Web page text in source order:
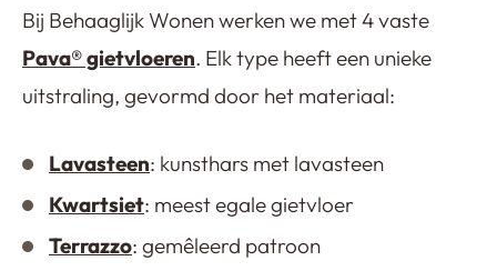
Bij Behaaglijk Wonen werken we met 4 vaste
Pava® gietvloeren. Elk type heeft een unieke
uitstraling, gevormd door het materiaal:
Lavasteen: kunsthars met lavasteen
Kwartsiet: meest egale gietvloer
Terrazzo: gemêleerd patroon